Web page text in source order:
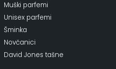
Muški parfemi
Unisex parfemi
Šminka
Novčanici
David Jones tašne